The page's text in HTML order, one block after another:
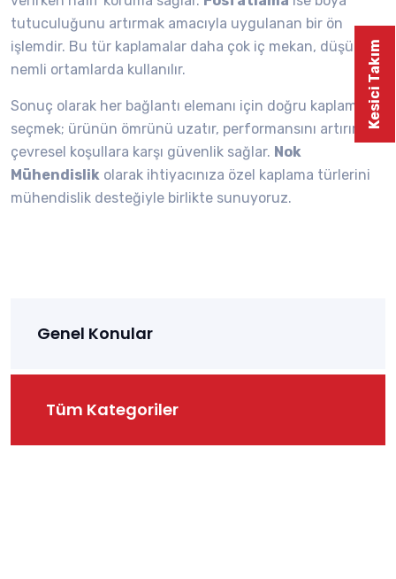
tutuculuğunu artırmak amacıyla uygulanan bir ön
işlemdir. Bu tür kaplamalar daha çok iç mekan, düşük
nemli ortamlarda kullanılır.
Sonuç olarak her bağlantı elemanı için doğru kaplamayı
seçmek; ürünün ömrünü uzatır, performansını artırır ve
çevresel koşullara karşı güvenlik sağlar. Nok
Mühendislik olarak ihtiyacınıza özel kaplama türlerini
mühendislik desteğiyle birlikte sunuyoruz.
Genel Konular
Tüm Kategoriler
Kesici Takım